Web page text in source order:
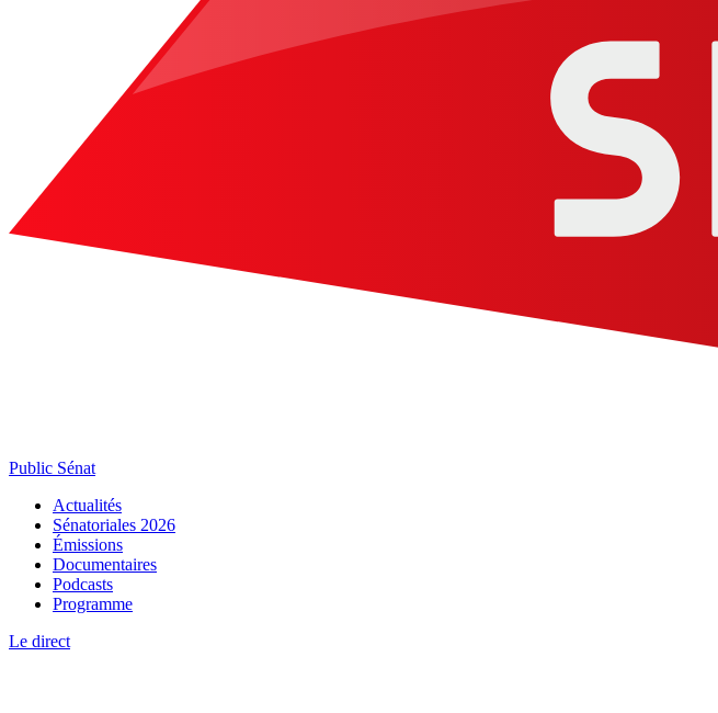
Public Sénat
Actualités
Sénatoriales 2026
Émissions
Documentaires
Podcasts
Programme
Le direct